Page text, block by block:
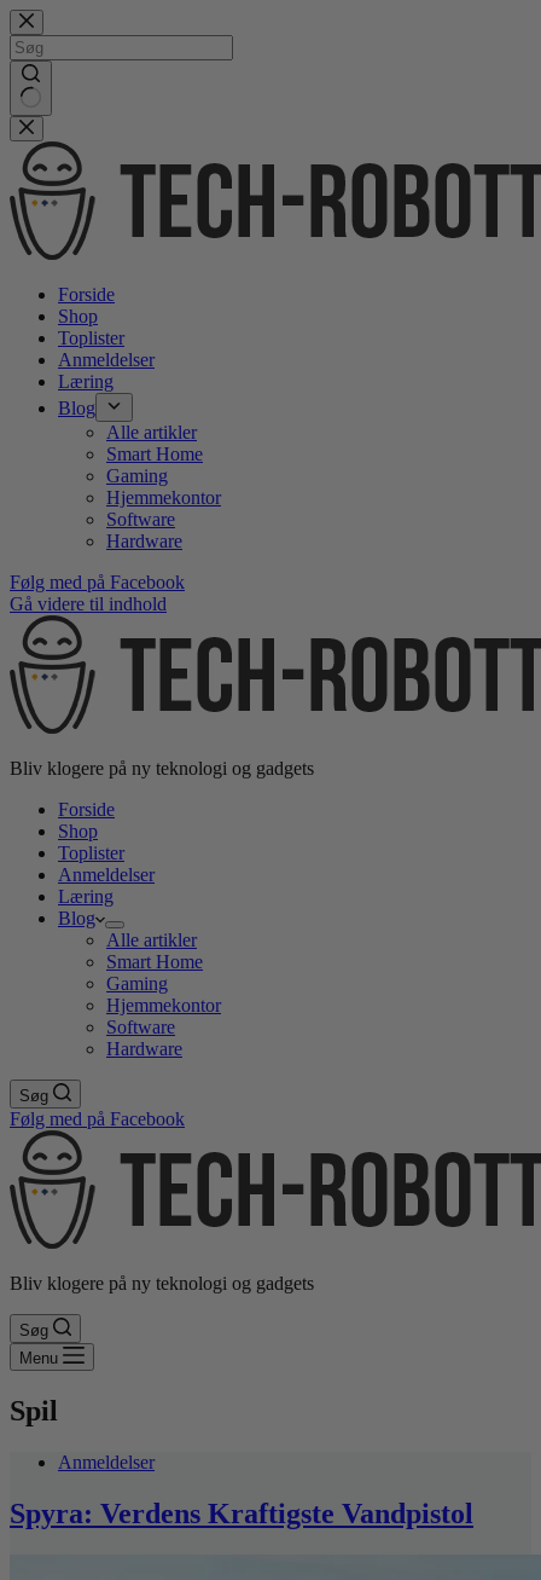
Gå
videre
til
indhold
No
results
Forside
Shop
Toplister
Anmeldelser
Læring
Blog
Alle artikler
Smart Home
Gaming
Hjemmekontor
Software
Hardware
Følg med på Facebook
Gå videre til indhold
Bliv klogere på ny teknologi og gadgets
Forside
Shop
Toplister
Anmeldelser
Læring
Blog
Alle artikler
Smart Home
Gaming
Hjemmekontor
Software
Hardware
Søg
Følg med på Facebook
Bliv klogere på ny teknologi og gadgets
Søg
Menu
Spil
Anmeldelser
Spyra: Verdens Kraftigste Vandpistol